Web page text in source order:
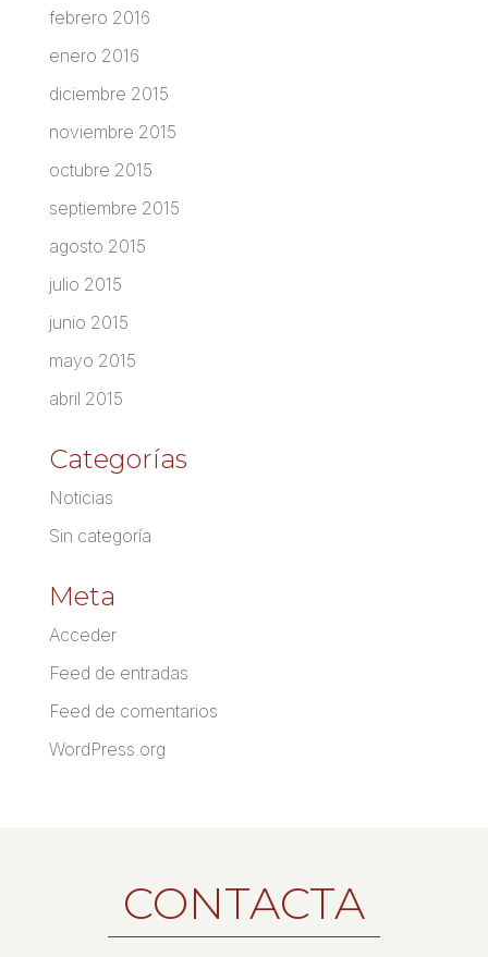
febrero 2016
enero 2016
diciembre 2015
noviembre 2015
octubre 2015
septiembre 2015
agosto 2015
julio 2015
junio 2015
mayo 2015
abril 2015
Categorías
Noticias
Sin categoría
Meta
Acceder
Feed de entradas
Feed de comentarios
WordPress.org
CONTACTA